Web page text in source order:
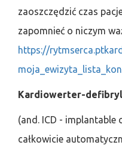
zaoszczędzić czas
zapomnieć o niczym
https://
Kardiowerter-
(and. ICD -
całkowicie